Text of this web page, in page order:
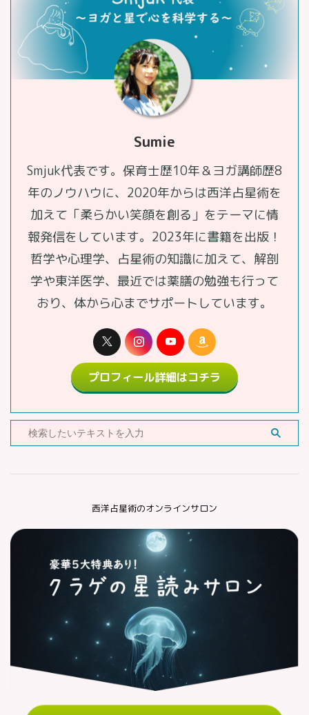
Sumie
Smjuk代表です。保育士歴10年＆ヨガ講師歴8
年のノウハウに、2020年からは西洋占星術を
加えて「柔らかい笑顔を創る」をテーマに情
報発信をしています。2023年に書籍を出版！
哲学や心理学、占星術の知識に加えて、解剖
学や東洋医学、最近では薬膳の勉強も行って
おり、体から心までサポートしています。
プロフィール詳細はコチラ
西洋占星術のオンラインサロン